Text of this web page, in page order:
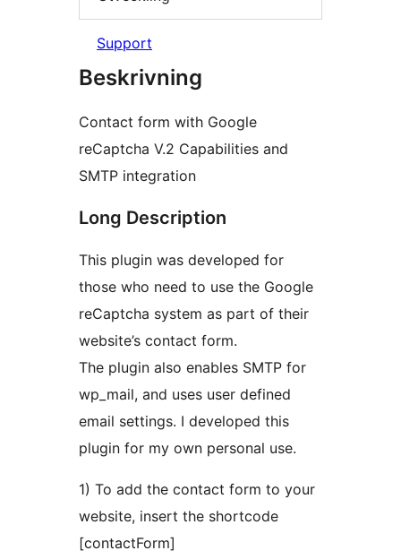
Support
Beskrivning
Contact form with Google
reCaptcha V.2 Capabilities and
SMTP integration
Long Description
This plugin was developed for
those who need to use the Google
reCaptcha system as part of their
website’s contact form.
The plugin also enables SMTP for
wp_mail, and uses user defined
email settings. I developed this
plugin for my own personal use.
1) To add the contact form to your
website, insert the shortcode
[contactForm]